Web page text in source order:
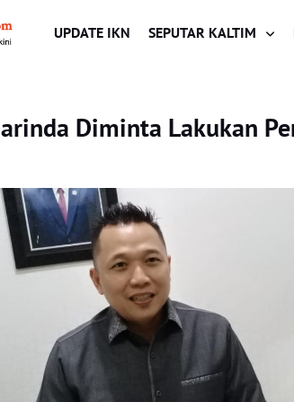
UPDATE IKN SEPUTAR KALTIM
Diminta Lakukan